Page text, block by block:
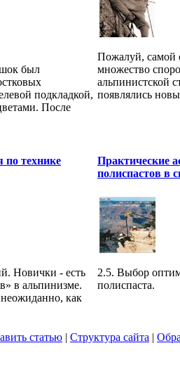
был
подкладкой,
После
Пожалуй, самой
множество
альпинистской
появлялись
по технике
Новички - есть
в альпинизме.
как
Практические
полиспастов в
2.5. Выбор
полиспаста.
статью | Структура сайта |